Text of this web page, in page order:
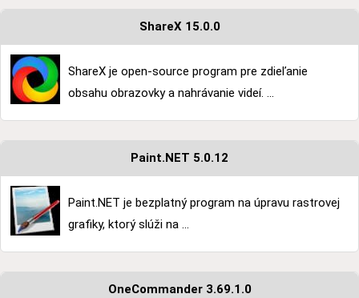
ShareX 15.0.0
ShareX je open-source program pre zdieľanie
obsahu obrazovky a nahrávanie videí. ...
Paint.NET 5.0.12
Paint.NET je bezplatný program na úpravu rastrovej
grafiky, ktorý slúži na ...
OneCommander 3.69.1.0